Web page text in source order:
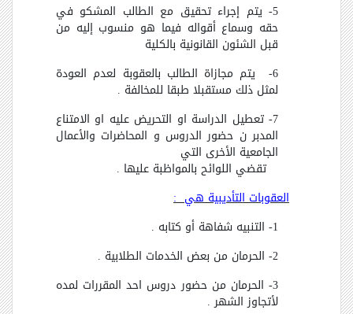
5- يتم إجراء تحقيق مع الطالب المشكو في
حقه وسماع أقواله فيما هو منسوب إليه من
قبل الشئون القانونية بالكلية
6- يتم مجازاة الطالب بالعقوبة لعدم العودة
لمثل ذلك مستقبلا طبقا للمخالفة .
7- تعطيل الدراسة او التحريض عليه او الامتناع
المدبر ن حضور الدروس و المحاضرات والأعمال
الجامعية الأخرى التي
تقضي اللوائح بالمواظبة عليها .
العقوبات التأديبية هي :
1- التنبيه شفاهة أو كتابه .
2- الحرمان من بعض الخدمات الطلابية .
3- الحرمان من حضور دروس احد المقررات لمده
لأتجاوز الشهر .